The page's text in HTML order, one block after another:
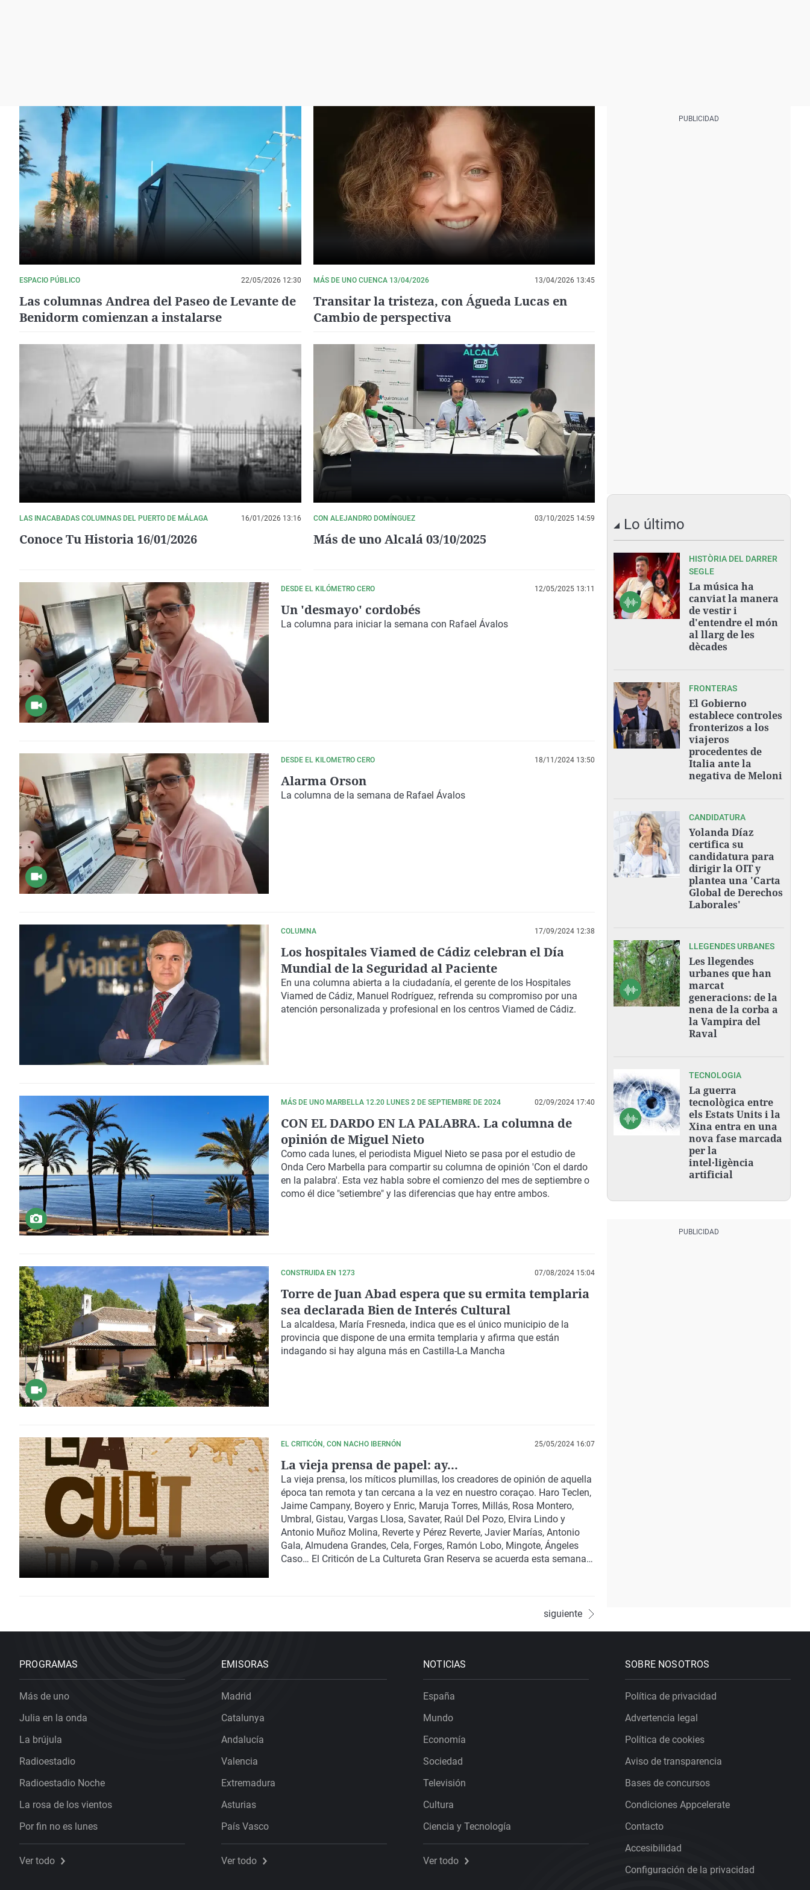
ESPACIO PÚBLICO 22/05/2026 12:30
Las columnas Andrea del Paseo de Levante de
Benidorm comienzan a instalarse
MÁS DE UNO CUENCA 13/04/2026 13/04/2026 13:45
Transitar la tristeza, con Águeda Lucas en
Cambio de perspectiva
LAS INACABADAS COLUMNAS DEL PUERTO DE MÁLAGA 16/01/2026 13:16
Conoce Tu Historia 16/01/2026
CON ALEJANDRO DOMÍNGUEZ 03/10/2025 14:59
Más de uno Alcalá 03/10/2025
DESDE EL KILÓMETRO CERO 12/05/2025 13:11
Un 'desmayo' cordobés
La columna para iniciar la semana con Rafael Ávalos
DESDE EL KILOMETRO CERO 18/11/2024 13:50
Alarma Orson
La columna de la semana de Rafael Ávalos
COLUMNA 17/09/2024 12:38
Los hospitales Viamed de Cádiz celebran el Día
Mundial de la Seguridad al Paciente
En una columna abierta a la ciudadanía, el gerente de los Hospitales
Viamed de Cádiz, Manuel Rodríguez, refrenda su compromiso por una
atención personalizada y profesional en los centros Viamed de Cádiz.
MÁS DE UNO MARBELLA 12.20 LUNES 2 DE SEPTIEMBRE DE 2024 02/09/2024 17:40
CON EL DARDO EN LA PALABRA. La columna de
opinión de Miguel Nieto
Como cada lunes, el periodista Miguel Nieto se pasa por el estudio de
Onda Cero Marbella para compartir su columna de opinión 'Con el dardo
en la palabra'. Esta vez habla sobre el comienzo del mes de septiembre o
como él dice "setiembre" y las diferencias que hay entre ambos.
CONSTRUIDA EN 1273 07/08/2024 15:04
Torre de Juan Abad espera que su ermita templaria
sea declarada Bien de Interés Cultural
La alcaldesa, María Fresneda, indica que es el único municipio de la
provincia que dispone de una ermita templaria y afirma que están
indagando si hay alguna más en Castilla-La Mancha
EL CRITICÓN, CON NACHO IBERNÓN 25/05/2024 16:07
La vieja prensa de papel: ay...
La vieja prensa, los míticos plumillas, los creadores de opinión de aquella
época tan remota y tan cercana a la vez en nuestro coraçao. Haro Teclen,
Jaime Campany, Boyero y Enric, Maruja Torres, Millás, Rosa Montero,
Umbral, Gistau, Vargas Llosa, Savater, Raúl Del Pozo, Elvira Lindo y
Antonio Muñoz Molina, Reverte y Pérez Reverte, Javier Marías, Antonio
Gala, Almudena Grandes, Cela, Forges, Ramón Lobo, Mingote, Ángeles
Caso… El Criticón de La Cultureta Gran Reserva se acuerda esta semana
siguiente
Lo último
HISTÒRIA DEL DARRER
SEGLE
La música ha
canviat la manera
de vestir i
d'entendre el món
al llarg de les
dècades
FRONTERAS
El Gobierno
establece controles
fronterizos a los
viajeros
procedentes de
Italia ante la
negativa de Meloni
CANDIDATURA
Yolanda Díaz
certifica su
candidatura para
dirigir la OIT y
plantea una 'Carta
Global de Derechos
Laborales'
LLEGENDES URBANES
Les llegendes
urbanes que han
marcat
generacions: de la
nena de la corba a
la Vampira del
Raval
TECNOLOGIA
La guerra
tecnològica entre
els Estats Units i la
Xina entra en una
nova fase marcada
per la
intel·ligència
artificial
PROGRAMAS
Más de uno
Julia en la onda
La brújula
Radioestadio
Radioestadio Noche
La rosa de los vientos
Por fin no es lunes
Ver todo
EMISORAS
Madrid
Catalunya
Andalucía
Valencia
Extremadura
Asturias
País Vasco
Ver todo
NOTICIAS
España
Mundo
Economía
Sociedad
Televisión
Cultura
Ciencia y Tecnología
Ver todo
SOBRE NOSOTROS
Política de privacidad
Advertencia legal
Política de cookies
Aviso de transparencia
Bases de concursos
Condiciones Appcelerate
Contacto
Accesibilidad
Configuración de la privacidad